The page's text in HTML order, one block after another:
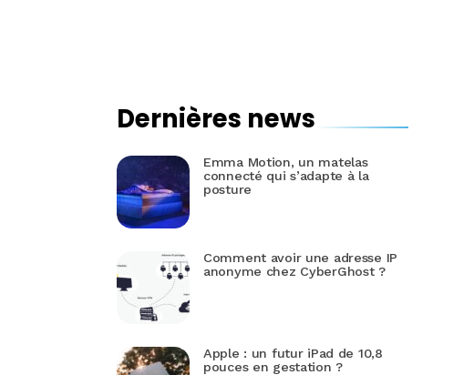
Dernières news
Emma Motion, un matelas
connecté qui s’adapte à la
posture
Comment avoir une adresse IP
anonyme chez CyberGhost ?
Apple : un futur iPad de 10,8
pouces en gestation ?